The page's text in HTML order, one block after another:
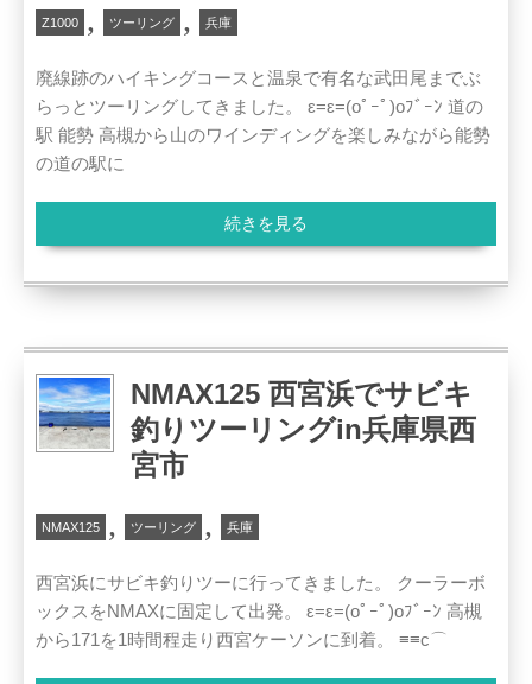
Z1000 , ツーリング , 兵庫
廃線跡のハイキングコースと温泉で有名な武田尾までぶ
らっとツーリングしてきました。 ε=ε=(oﾟｰﾟ)oﾌﾞｰﾝ 道の
駅 能勢 高槻から山のワインディングを楽しみながら能勢
の道の駅に
続きを見る
NMAX125 西宮浜でサビキ
釣りツーリングin兵庫県西
宮市
NMAX125 , ツーリング , 兵庫
西宮浜にサビキ釣りツーに行ってきました。 クーラーボ
ックスをNMAXに固定して出発。 ε=ε=(oﾟｰﾟ)oﾌﾞｰﾝ 高槻
から171を1時間程走り西宮ケーソンに到着。 ≡≡c⌒